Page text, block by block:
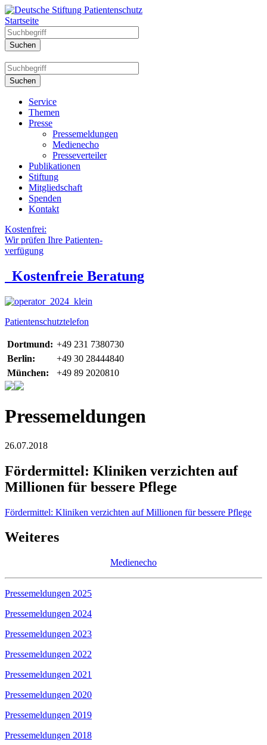
Startseite
Service
Themen
Presse
Pressemeldungen
Medienecho
Presseverteiler
Publikationen
Stiftung
Mitgliedschaft
Spenden
Kontakt
Kostenfrei:
Wir prüfen Ihre Patienten-
verfügung
Kostenfreie Beratung
Patientenschutztelefon
Dortmund: +49 231 7380730
Berlin:
+49 30 28444840
München:
+49 89 2020810
Pressemeldungen
26.07.2018
Fördermittel: Kliniken verzichten auf
Millionen für bessere Pflege
Fördermittel: Kliniken verzichten auf Millionen für bessere Pflege
Weiteres
Medienecho
Pressemeldungen 2025
Pressemeldungen 2024
Pressemeldungen 2023
Pressemeldungen 2022
Pressemeldungen 2021
Pressemeldungen 2020
Pressemeldungen 2019
Pressemeldungen 2018